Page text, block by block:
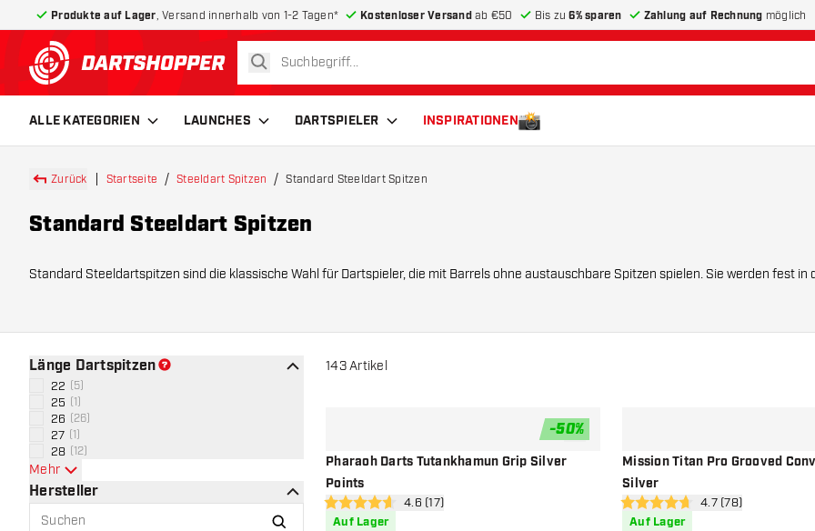
Produkte auf Lager , Versand innerhalb von 1-2 Tagen* Kostenloser Versandab €50 Bis zu6% sparen Zahlung auf Rechnung möglich
zurück zur Startseite
suchen
ALLE KATEGORIEN LAUNCHES DARTSPIELER INSPIRATIONEN
Zurück Startseite Steeldart Spitzen Standard Steeldart Spitzen
Standard Steeldart Spitzen
Standard Steeldartspitzen sind die klassische Wahl für Dartspieler, die mit Barrels ohne austauschbare Spitzen spielen. Sie werden fest in den Dartbarrel eingesetzt und bieten eine stabile
Länge Dartspitzen
22 5
25 1
26 26
27 1
28 12
Mehr
Hersteller
143Artikel
-50%
Pharaoh Darts Tutankhamun Grip Silver
Points
Bewertungsbereich öffnen
4.6 Bewertungssterne
4.6 (17)
Auf Lager
Zur Wunschliste hinzufügen
Mission Titan Pro Grooved
Silver
Bewertungsbereich
4.7 Bewertungssterne
4.7 (78)
Auf Lager